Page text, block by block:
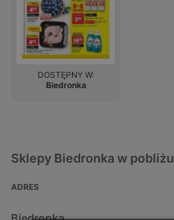
DOSTĘPNY W:
Biedronka
Sklepy Biedronka w pobliżu
ADRES